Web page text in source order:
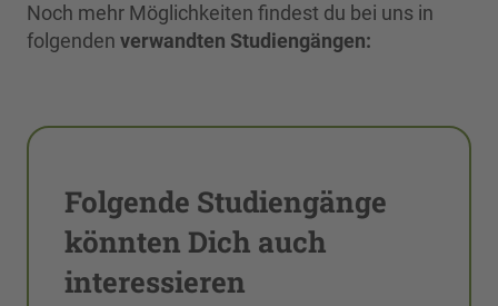
Noch mehr Möglichkeiten findest du bei uns in
folgenden verwandten Studiengängen:
Folgende Studiengänge
könnten Dich auch
interessieren